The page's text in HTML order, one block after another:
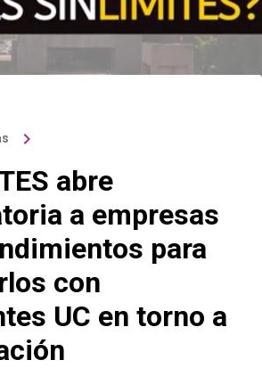
keyboard_arrow_right
abre
a empresas
para
con
UC en torno a